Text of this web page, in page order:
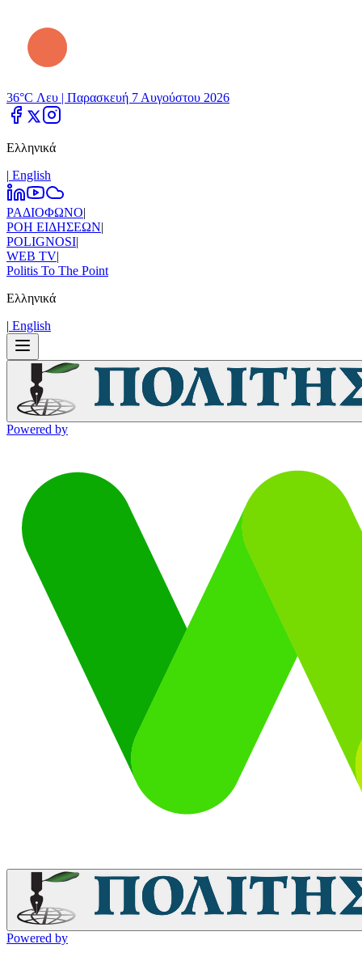
36°C Λευ | Παρασκευή 7 Αυγούστου 2026
Ελληνικά
| Εnglish
ΡΑΔΙΟΦΩΝΟ|
ΡΟΗ ΕΙΔΗΣΕΩΝ|
POLIGNOSI|
WEB TV|
Politis To The Point
Ελληνικά
| Εnglish
Powered by
Powered by